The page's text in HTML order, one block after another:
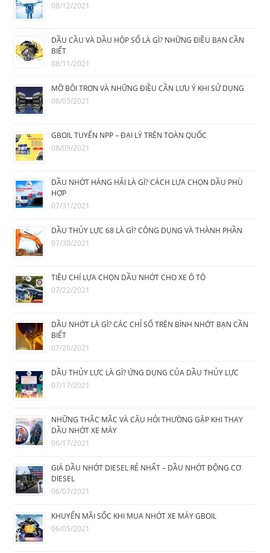
08/12/2021
DẦU CẦU VÀ DẦU HỘP SỐ LÀ GÌ? NHỮNG ĐIỀU BẠN CẦN
BIẾT
08/11/2021
MỠ BÔI TRƠN VÀ NHỮNG ĐIỀU CẦN LƯU Ý KHI SỬ DỤNG
08/05/2021
GBOIL TUYỂN NPP – ĐẠI LÝ TRÊN TOÀN QUỐC
08/05/2021
DẦU NHỚT HÀNG HẢI LÀ GÌ? CÁCH LỰA CHỌN DẦU PHÙ
HỢP
07/31/2021
DẦU THỦY LỰC 68 LÀ GÌ? CÔNG DỤNG VÀ THÀNH PHẦN
07/30/2021
TIÊU CHÍ LỰA CHỌN DẦU NHỚT CHO XE Ô TÔ
07/22/2021
DẦU NHỚT LÀ GÌ? CÁC CHỈ SỐ TRÊN BÌNH NHỚT BẠN CẦN
BIẾT
07/20/2021
DẦU THỦY LỰC LÀ GÌ? ỨNG DỤNG CỦA DẦU THỦY LỰC
07/17/2021
NHỮNG THẮC MẮC VÀ CÂU HỎI THƯỜNG GẶP KHI THAY
DẦU NHỚT XE MÁY
06/17/2021
GIÁ DẦU NHỚT DIESEL RẺ NHẤT – DẦU NHỚT ĐỘNG CƠ
DIESEL
06/07/2021
KHUYẾN MÃI SỐC KHI MUA NHỚT XE MÁY GBOIL
06/05/2021